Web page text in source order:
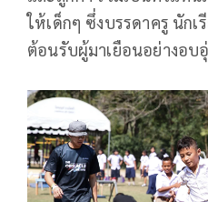
ให้เด็กๆ ซึ่งบรรดาครู นักเ
ต้อนรับผู้มาเยือนอย่างอบ